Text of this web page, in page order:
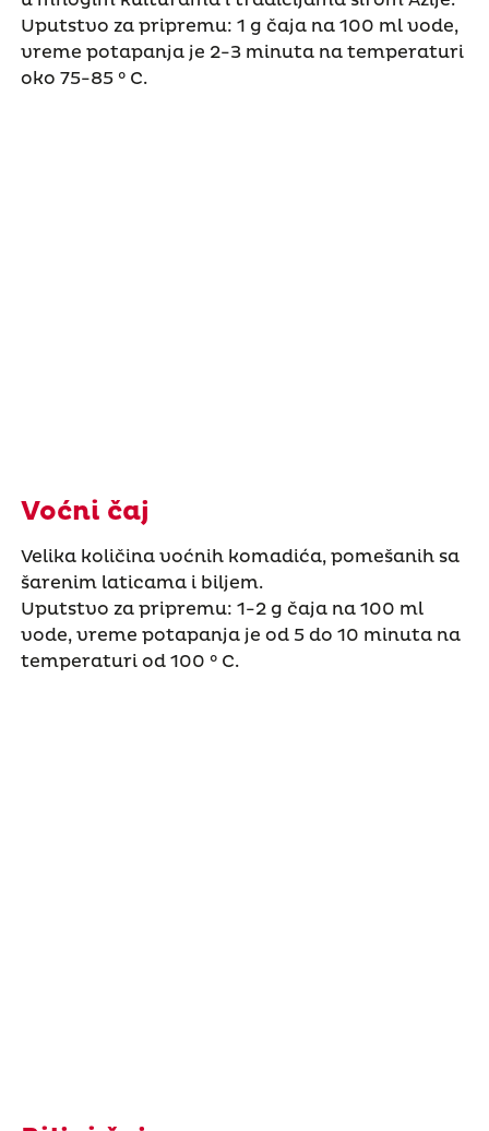
Uputstvo za pripremu: 1 g čaja na 100 ml vode,
vreme potapanja je 2-3 minuta na temperaturi
oko 75-85 ° C.
Voćni čaj
Velika količina voćnih komadića, pomešanih sa
šarenim laticama i biljem.
Uputstvo za pripremu: 1-2 g čaja na 100 ml
vode, vreme potapanja je od 5 do 10 minuta na
temperaturi od 100 ° C.